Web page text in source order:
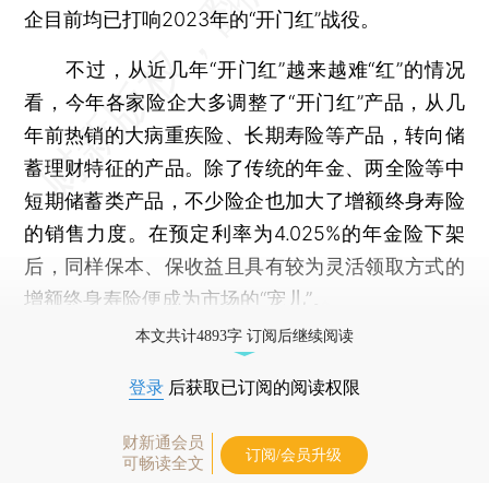
企目前均已打响2023年的“开门红”战役。
不过，从近几年“开门红”越来越难“红”的情况
看，今年各家险企大多调整了“开门红”产品，从几
年前热销的大病重疾险、长期寿险等产品，转向储
蓄理财特征的产品。除了传统的年金、两全险等中
短期储蓄类产品，不少险企也加大了增额终身寿险
的销售力度。在预定利率为4.025%的年金险下架
后，同样保本、保收益且具有较为灵活领取方式的
增额终身寿险便成为市场的“宠儿”。
本文共计4893字 订阅后继续阅读
登录 后获取已订阅的阅读权限
财新通会员
可畅读全文
订阅/会员升级